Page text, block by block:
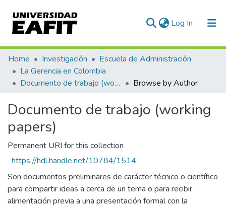
Log In (current)
Communities & Collections
All of DSpace
Home Investigación
Escuela de Administración
La Gerencia en Colombia
Documento de trabajo (working papers)
Browse by Author
Documento de trabajo (working
papers)
Permanent URI for this collection
https://hdl.handle.net/10784/1514
Son documentos preliminares de carácter técnico o científico
para compartir ideas a cerca de un tema o para recibir
alimentación previa a una presentación formal con la